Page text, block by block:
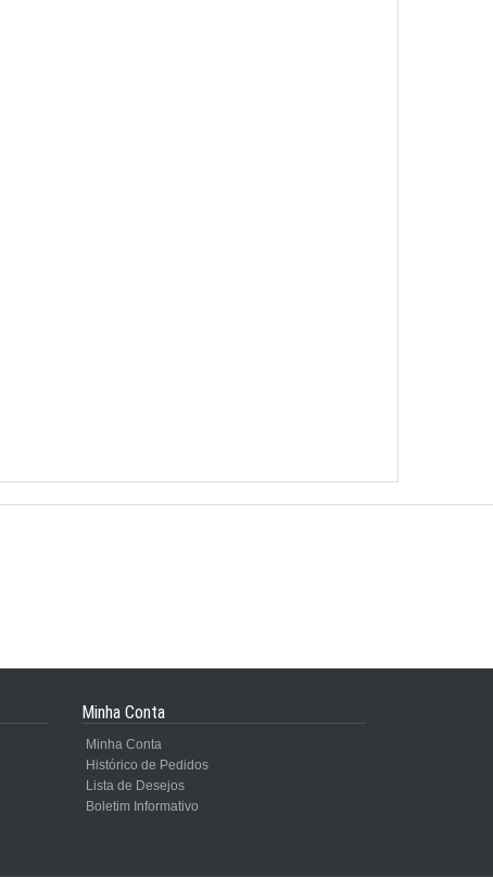
Minha Conta
Minha Conta
Histórico de Pedidos
Lista de Desejos
Boletim Informativo